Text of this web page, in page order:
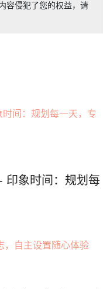
容侵犯了您的权益，请
印象时间：规划每